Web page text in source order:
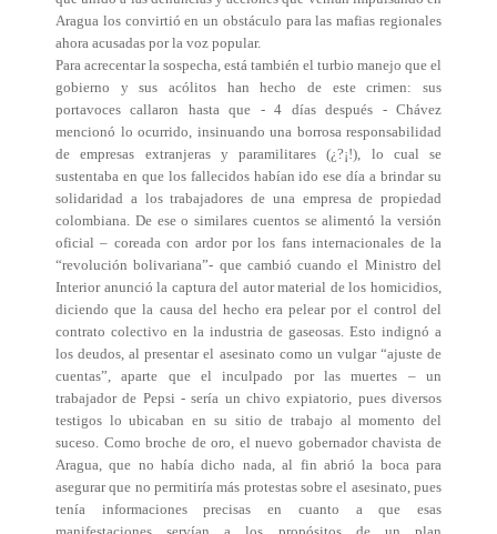
Aragua los convirtió en un obstáculo para las mafias regionales
ahora acusadas por la voz popular.
Para acrecentar la sospecha, está también el turbio manejo que el
gobierno y sus acólitos han hecho de este crimen: sus
portavoces callaron hasta que - 4 días después - Chávez
mencionó lo ocurrido, insinuando una borrosa responsabilidad
de empresas extranjeras y paramilitares (¿?¡!), lo cual se
sustentaba en que los fallecidos habían ido ese día a brindar su
solidaridad a los trabajadores de una empresa de propiedad
colombiana. De ese o similares cuentos se alimentó la versión
oficial – coreada con ardor por los fans internacionales de la
“revolución bolivariana”- que cambió cuando el Ministro del
Interior anunció la captura del autor material de los homicidios,
diciendo que la causa del hecho era pelear por el control del
contrato colectivo en la industria de gaseosas. Esto indignó a
los deudos, al presentar el asesinato como un vulgar “ajuste de
cuentas”, aparte que el inculpado por las muertes – un
trabajador de Pepsi - sería un chivo expiatorio, pues diversos
testigos lo ubicaban en su sitio de trabajo al momento del
suceso. Como broche de oro, el nuevo gobernador chavista de
Aragua, que no había dicho nada, al fin abrió la boca para
asegurar que no permitiría más protestas sobre el asesinato, pues
tenía informaciones precisas en cuanto a que esas